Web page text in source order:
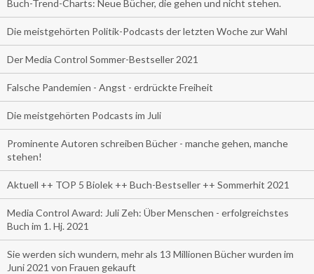
Buch-Trend-Charts: Neue Bücher, die gehen und nicht stehen.
Die meistgehörten Politik-Podcasts der letzten Woche zur Wahl
Der Media Control Sommer-Bestseller 2021
Falsche Pandemien - Angst - erdrückte Freiheit
Die meistgehörten Podcasts im Juli
Prominente Autoren schreiben Bücher - manche gehen, manche
stehen!
Aktuell ++ TOP 5 Biolek ++ Buch-Bestseller ++ Sommerhit 2021
Media Control Award: Juli Zeh: Über Menschen - erfolgreichstes
Buch im 1. Hj. 2021
Sie werden sich wundern, mehr als 13 Millionen Bücher wurden im
Juni 2021 von Frauen gekauft